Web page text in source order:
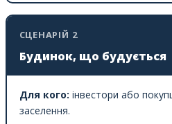
СЦЕНАРІЙ 2
Будинок, що будується
Для кого: інвестори або
заселення.